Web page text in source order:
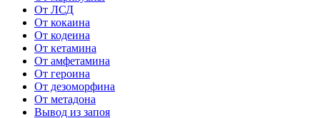
От ЛСД
От кокаина
От кодеина
От кетамина
От амфетамина
От героина
От дезоморфина
От метадона
Вывод из запоя